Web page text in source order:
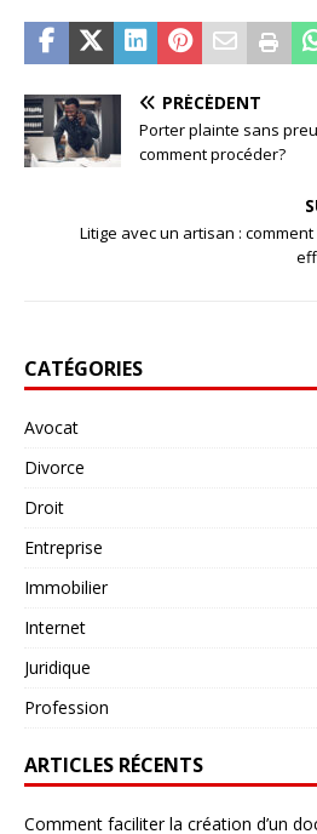
PRÉCÉDENT
Porter plainte sans
comment procéder?
Litige avec un artisan :
CATÉGORIES
Avocat
Divorce
Droit
Entreprise
Immobilier
Internet
Juridique
Profession
ARTICLES RÉCENTS
Comment faciliter la création d’un